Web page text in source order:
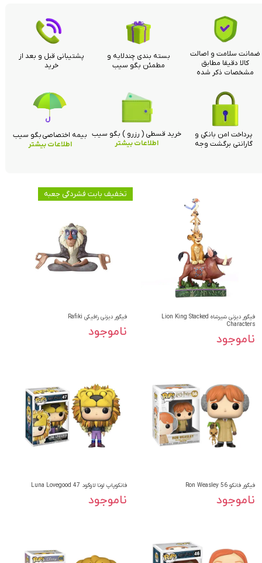
فیگور دیزنی شیرشاه Lion King Stacked
Characters
ناموجود
فیگور دیزنی رافیکی Rafiki
ناموجود
تخفیف بابت فشردگی جعبه
فیگور فانکو Ron Weasley 56
ناموجود
فانکوپاپ لونا لاوگود Luna Lovegood 47
ناموجود
ضمانت سلامت و اصالت
کالا دقیقا مطابق
مشخصات ذکر شده
بسته بندی چندلایه و
مطمئن بگو سیب
پشتیبانی قبل و بعد از
خرید
خرید قسطی ( رزرو ) بگو سیب
اطلاعات بیشتر
پرداخت امن بانکی و
گارانتی برگشت وجه
بیمه اختصاصی بگو سیب
اطلاعات بیشتر